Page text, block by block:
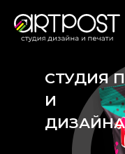
СТУДИЯ
И
ДИЗАЙНА